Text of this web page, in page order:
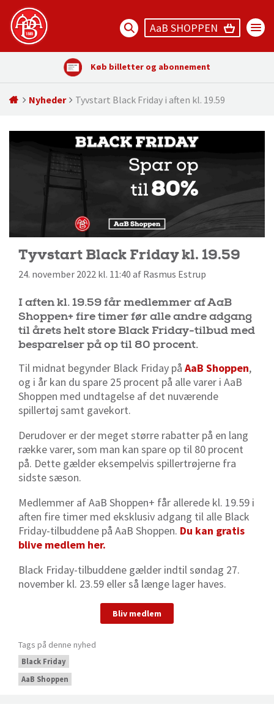
AaB SHOPPEN
Køb billetter og abonnement
Nyheder Tyvstart Black Friday i aften kl. 19.59
Tyvstart Black Friday kl. 19.59
24. november 2022 kl. 11:40 af Rasmus Estrup
I aften kl. 19.59 får medlemmer af AaB
Shoppen+ fire timer før alle andre adgang
til årets helt store Black Friday-tilbud med
besparelser på op til 80 procent.
Til midnat begynder Black Friday på AaB Shoppen,
og i år kan du spare 25 procent på alle varer i AaB
Shoppen med undtagelse af det nuværende
spillertøj samt gavekort.
Derudover er der meget større rabatter på en lang
række varer, som man kan spare op til 80 procent
på. Dette gælder eksempelvis spillertrøjerne fra
sidste sæson.
Medlemmer af AaB Shoppen+ får allerede kl. 19.59 i
aften fire timer med eksklusiv adgang til alle Black
Friday-tilbuddene på AaB Shoppen. Du kan gratis
blive medlem her.
Black Friday-tilbuddene gælder indtil søndag 27.
november kl. 23.59 eller så længe lager haves.
Bliv medlem
Tags på denne nyhed
Black Friday
AaB Shoppen